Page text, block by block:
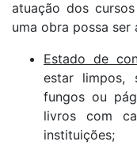
atuação dos
uma obra possa ser
Estado de
estar limpos,
fungos ou
livros com
instituições;